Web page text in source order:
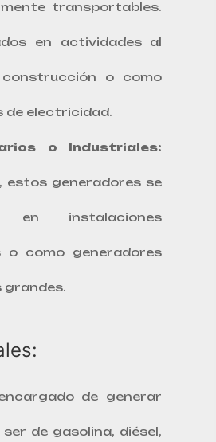
transportables.
en actividades al
o como
de electricidad.
o Industriales:
estos generadores se
en instalaciones
o como generadores
grandes.
de generar
de gasolina, diésel,